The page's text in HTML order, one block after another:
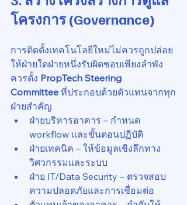
โครงการ (Governance)
การติดตั้งเทคโนโลยีใหม่ไม่ควรถูกปล่อย
ให้ฝ่ายใดฝ่ายหนึ่งรับผิดชอบเพียงลำพัง
ควรตั้ง PropTech Steering
Committee ที่ประกอบด้วยตัวแทนจากทุก
ฝ่ายสำคัญ
ฝ่ายบริหารอาคาร – กำหนด
workflow และขั้นตอนปฏิบัติ
ฝ่ายเทคนิค – ให้ข้อมูลเชิงลึกทาง
วิศวกรรมและระบบ
ฝ่าย IT/Data Security – ตรวจสอบ
ความปลอดภัยและการเชื่อมต่อ